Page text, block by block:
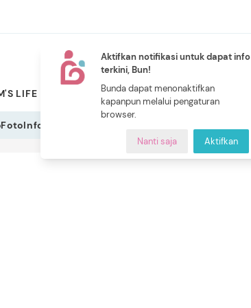
Aktifkan notifikasi untuk dapat info
terkini, Bun!
Bunda dapat menonaktifkan
kapanpun melalui pengaturan
browser.
Nanti saja Aktifkan
LIFE PILIHAN BUNDA
NEW
CERITA BUNDA
FotoInfografis